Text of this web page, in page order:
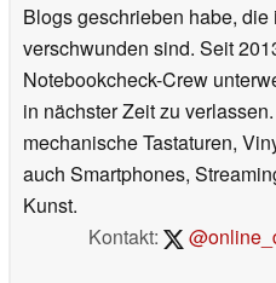
Blogs geschrieben habe, die
verschwunden sind. Seit
Notebookcheck-Crew
in nächster Zeit zu
mechanische Tastaturen,
auch Smartphones,
Kunst.
Kontakt: